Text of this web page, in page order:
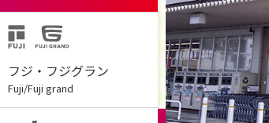
フジ・フジグラン
Fuji/Fuji grand